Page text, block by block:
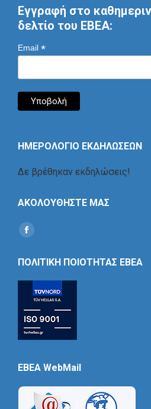
Εγγραφή στο
δελτίο του ΕΒΕΑ:
Email *
ΗΜΕΡΟΛΟΓΙΟ ΕΚΔΗΛΩΣΕΩΝ
Δε βρέθηκαν εκδηλώσεις!
ΑΚΟΛΟΥΘΗΣΤΕ ΜΑΣ
Find us on:
Social
ΠΟΛΙΤΙΚΗ ΠΟΙΟΤΗΤΑΣ ΕΒΕΑ
EBEA WebMail